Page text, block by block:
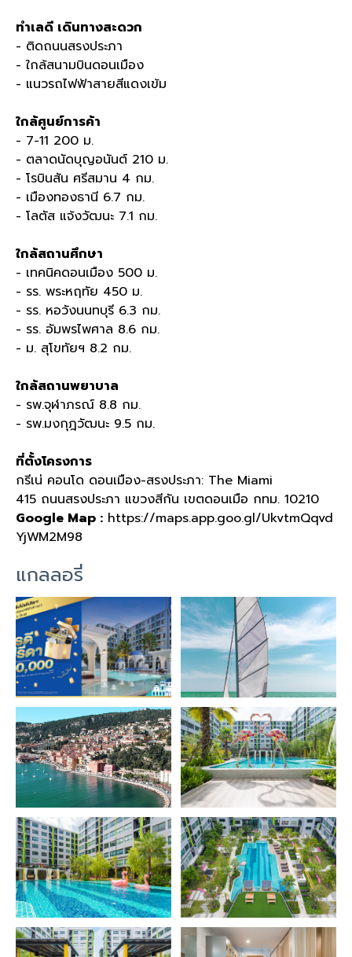
ทำเลดี เดินทางสะดวก
- ติดถนนสรงประภา
- ใกล้สนามบินดอนเมือง
- แนวรถไฟฟ้าสายสีแดงเข้ม
ใกล้ศูนย์การค้า
- 7-11 200 ม.
- ตลาดนัดบุญอนันต์ 210 ม.
- โรบินสัน ศรีสมาน 4 กม.
- เมืองทองธานี 6.7 กม.
- โลตัส แจ้งวัฒนะ 7.1 กม.
ใกล้สถานศึกษา
- เทคนิคดอนเมือง 500 ม.
- รร. พระหฤทัย 450 ม.
- รร. หอวังนนทบุรี 6.3 กม.
- รร. อัมพรไพศาล 8.6 กม.
- ม. สุโขทัยฯ 8.2 กม.
ใกล้สถานพยาบาล
- รพ.จุฬาภรณ์ 8.8 กม.
- รพ.มงกุฎวัฒนะ 9.5 กม.
ที่ตั้งโครงการ
กรีเน่ คอนโด ดอนเมือง-สรงประภา: The Miami
415 ถนนสรงประภา แขวงสีกัน เขตดอนเมือ กทม. 10210
Google Map : https://maps.app.goo.gl/UkvtmQqvd
YjWM2M98
แกลลอรี่